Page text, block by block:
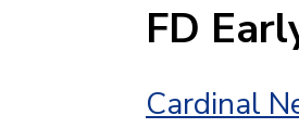
FD
Cardinal